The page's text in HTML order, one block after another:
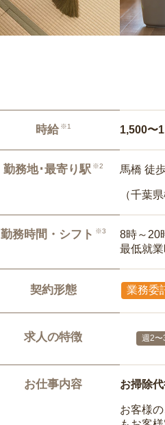
時給 ※1 1,500〜
勤務地･最寄り駅 ※2 馬橋 徒
（千葉
勤務時間・シフト ※3
8時～20
最低就
契約形態 業務委
求人の特徴 週2〜
お仕事内容 お掃除
お客様